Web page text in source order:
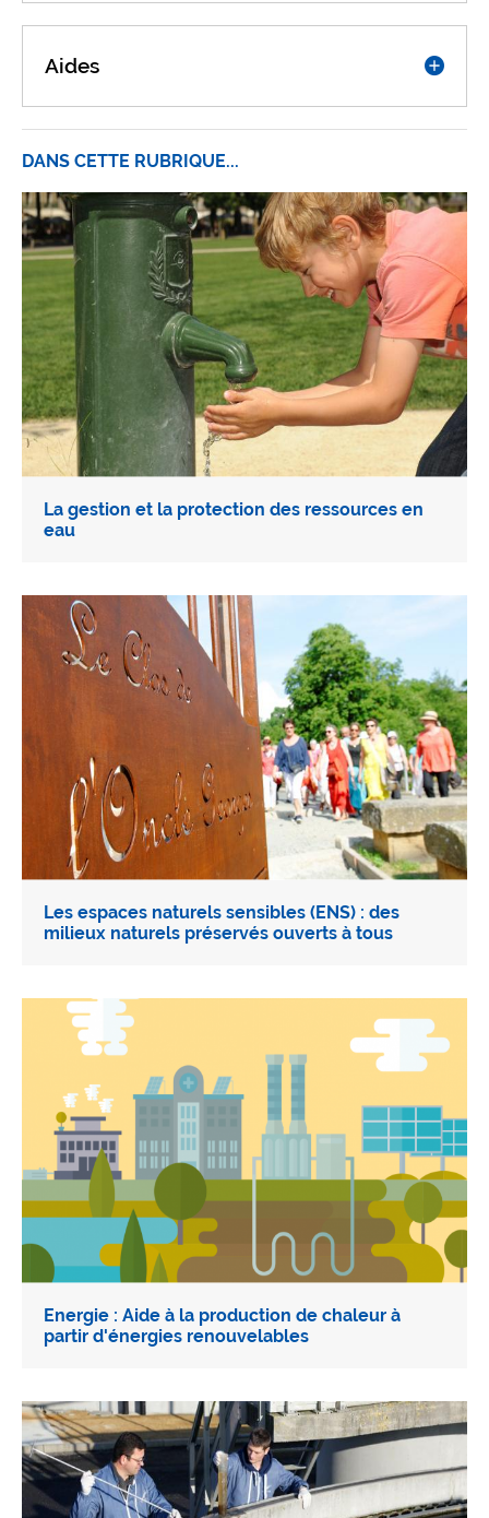
Aides
DANS CETTE RUBRIQUE...
La gestion et la protection des ressources en
eau
Les espaces naturels sensibles (ENS) : des
milieux naturels préservés ouverts à tous
Energie : Aide à la production de chaleur à
partir d'énergies renouvelables